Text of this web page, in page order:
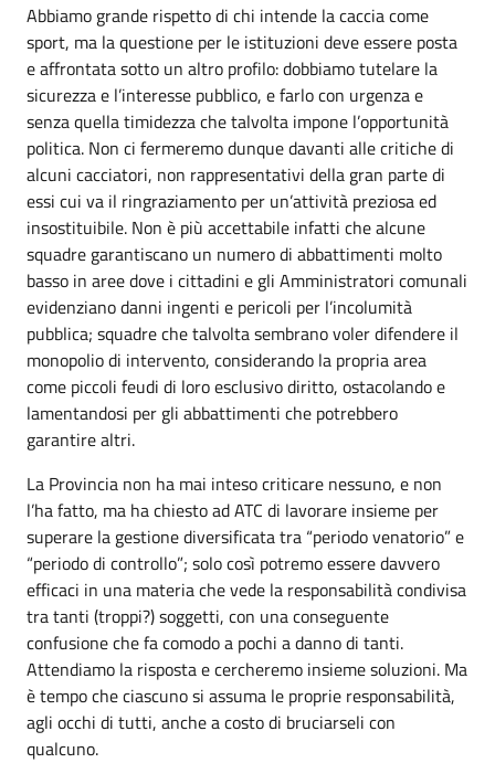
Abbiamo grande rispetto di chi intende la caccia come
sport, ma la questione per le istituzioni deve essere posta
e affrontata sotto un altro profilo: dobbiamo tutelare la
sicurezza e l’interesse pubblico, e farlo con urgenza e
senza quella timidezza che talvolta impone l’opportunità
politica. Non ci fermeremo dunque davanti alle critiche di
alcuni cacciatori, non rappresentativi della gran parte di
essi cui va il ringraziamento per un’attività preziosa ed
insostituibile. Non è più accettabile infatti che alcune
squadre garantiscano un numero di abbattimenti molto
basso in aree dove i cittadini e gli Amministratori comunali
evidenziano danni ingenti e pericoli per l’incolumità
pubblica; squadre che talvolta sembrano voler difendere il
monopolio di intervento, considerando la propria area
come piccoli feudi di loro esclusivo diritto, ostacolando e
lamentandosi per gli abbattimenti che potrebbero
garantire altri.
La Provincia non ha mai inteso criticare nessuno, e non
l’ha fatto, ma ha chiesto ad ATC di lavorare insieme per
superare la gestione diversificata tra “periodo venatorio” e
“periodo di controllo”; solo così potremo essere davvero
efficaci in una materia che vede la responsabilità condivisa
tra tanti (troppi?) soggetti, con una conseguente
confusione che fa comodo a pochi a danno di tanti.
Attendiamo la risposta e cercheremo insieme soluzioni. Ma
è tempo che ciascuno si assuma le proprie responsabilità,
agli occhi di tutti, anche a costo di bruciarseli con
qualcuno.